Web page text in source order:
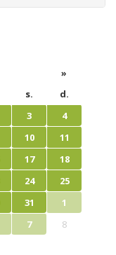
»
s.
d.
3
4
10
11
17
18
24
25
31
1
7 8